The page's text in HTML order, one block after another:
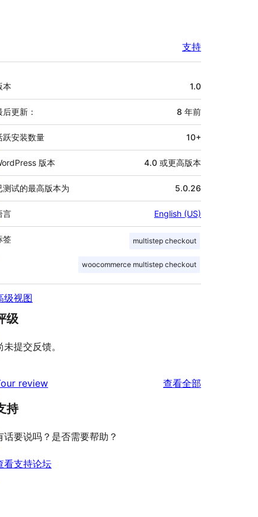
支持
本 1.0
后更新： 8 年前
跃安装数量 10+
版本 4.0 或更高版本
测试的最高版本为 5.0.26
言 English (US)
签 multistep checkout
woocommerce multistep checkout
级视图
级
未提交反馈。
review 查看全部
持
话要说吗？是否需要帮助？
看支持论坛